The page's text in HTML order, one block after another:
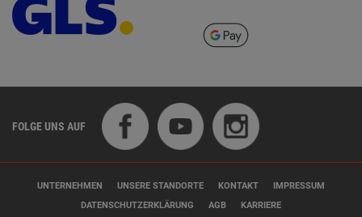
FOLGE UNS AUF
UNTERNEHMEN UNSERE STANDORTE KONTAKT
IMPRESSUM
DATENSCHUTZERKLÄRUNG
AGB KARRIERE